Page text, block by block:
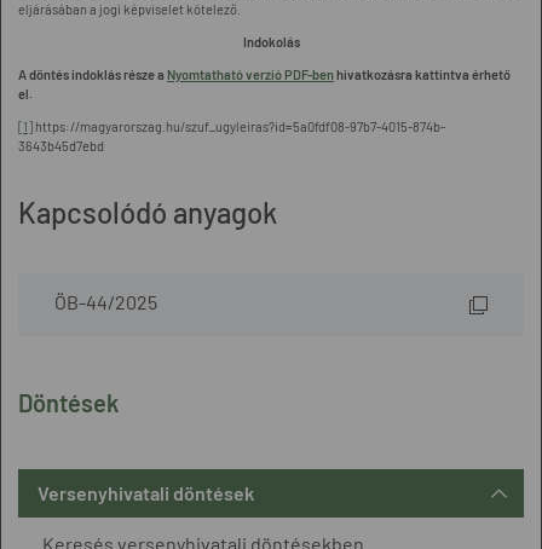
Döntések
Versenyhivatali döntések
Keresés versenyhivatali döntésekben
eljárásában a jogi képviselet kötelező.
Indokolás
A döntés indoklás része a Nyomtatható verzió PDF-benhivatkozásra kattintva érhető
el.
[1] https://magyarorszag.hu/szuf_ugyleiras?id=5a0fdf08-97b7-4015-874b-
3643b45d7ebd
Kapcsolódó anyagok
ÖB-44/2025